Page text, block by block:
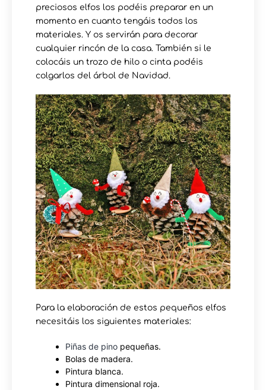
preciosos elfos los podéis preparar en un
momento en cuanto tengáis todos los
materiales. Y os servirán para decorar
cualquier rincón de la casa. También si le
colocáis un trozo de hilo o cinta podéis
colgarlos del árbol de Navidad.
Para la elaboración de estos pequeños elfos
necesitáis los siguientes materiales:
Piñas de pino pequeñas.
Bolas de madera.
Pintura blanca.
Pintura dimensional roja.